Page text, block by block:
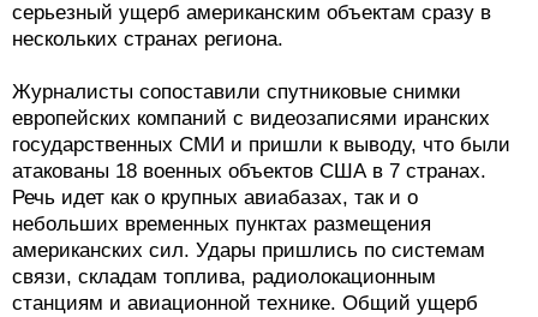
серьезный ущерб американским объектам сразу в
нескольких странах региона.
Журналисты сопоставили спутниковые снимки
европейских компаний с видеозаписями иранских
государственных СМИ и пришли к выводу, что были
атакованы 18 военных объектов США в 7 странах.
Речь идет как о крупных авиабазах, так и о
небольших временных пунктах размещения
американских сил. Удары пришлись по системам
связи, складам топлива, радиолокационным
станциям и авиационной технике. Общий ущерб